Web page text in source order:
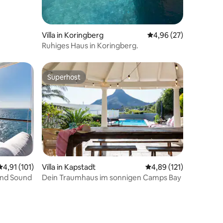
Villa in Koringberg Durchschnittliche
4,96 (27)
Ruhiges Haus in Koringberg.
Bewertungen
Bewertung: 4,91 von 5, 101 Bewertungen
4,91 (101)
Sound
Superhost
Superhost
Villa in Kapstadt Durchschnittliche
4,89 (121)
Dein Traumhaus im sonnigen Camps Bay